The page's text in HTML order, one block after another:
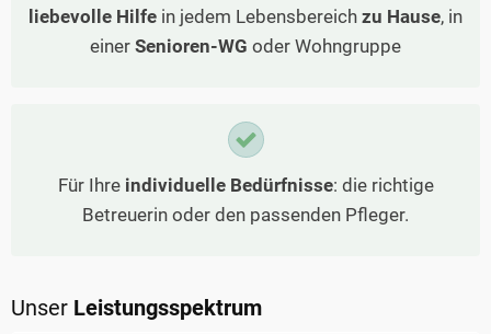
liebevolle Hilfe in jedem Lebensbereich zu Hause, in
einer Senioren-WG oder Wohngruppe
Für Ihre individuelle Bedürfnisse: die richtige
Betreuerin oder den passenden Pfleger.
Unser Leistungsspektrum